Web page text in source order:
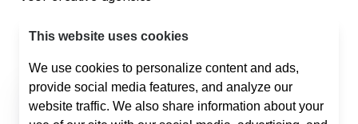
Voor bouwbedrijven
Helpdesk
Support
This website uses cookies
We use cookies to personalize content and ads,
provide social media features, and analyze our
website traffic. We also share information about your